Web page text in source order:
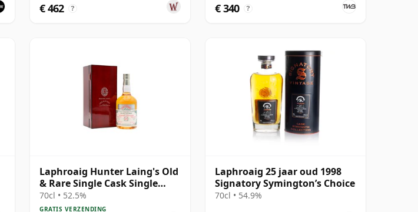
€ 462 ? € 340 ?
Laphroaig Hunter Laing's Old
& Rare Single Cask Single
Malt 1998 25 jaar oud
70cl • 52.5%
GRATIS VERZENDING
Laphroaig 25 jaar oud 1998
Signatory Symington’s Choice
70cl • 54.9%